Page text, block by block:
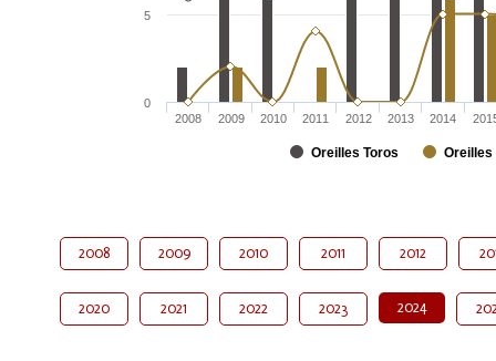
Oreilles Toros Oreilles
2008 2009 2010 2011 2012 2013 2014
0
5
2008 2009 2010 2011 2012
2020 2021 2022 2023 2024